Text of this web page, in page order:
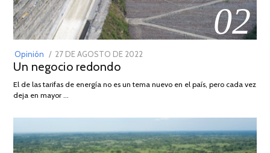
02
Opinión
POSTED
ON
27 DE AGOSTO DE 2022
DE
Un negocio redondo
El de las tarifas de energía no es un tema nuevo en el país, pero cada vez
deja en mayor …